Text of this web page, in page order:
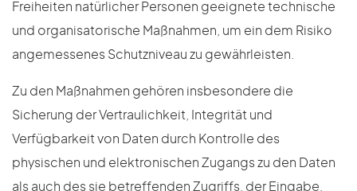
Freiheiten natürlicher Personen geeignete technische
und organisatorische Maßnahmen, um ein dem Risiko
angemessenes Schutzniveau zu gewährleisten.
Zu den Maßnahmen gehören insbesondere die
Sicherung der Vertraulichkeit, Integrität und
Verfügbarkeit von Daten durch Kontrolle des
physischen und elektronischen Zugangs zu den Daten
als auch des sie betreffenden Zugriffs, der Eingabe,